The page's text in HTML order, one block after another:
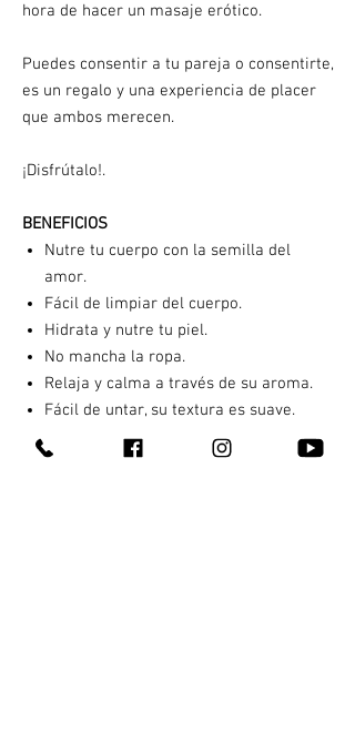
hora de hacer un masaje erótico.
Puedes consentir a tu pareja o consentirte,
es un regalo y una experiencia de placer
que ambos merecen.
¡Disfrútalo!.
BENEFICIOS
Nutre tu cuerpo con la semilla del
amor.
Fácil de limpiar del cuerpo.
Hidrata y nutre tu piel.
No mancha la ropa.
Relaja y calma a través de su aroma.
Fácil de untar, su textura es suave.
Rico al paladar, se puede lamer y
comer.